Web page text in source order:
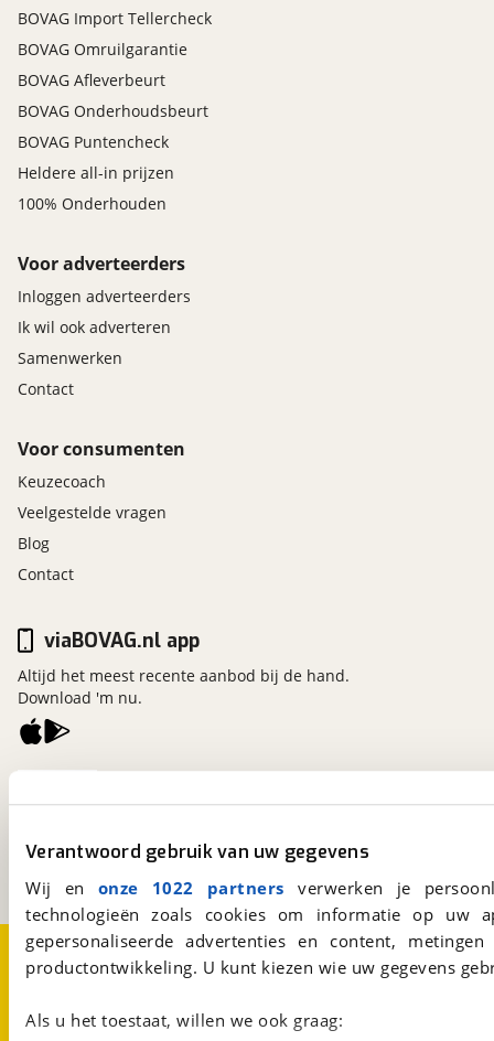
Verantwoord gebruik van uw gegevens
Wij en onze 1022 partners verwerken je
technologieën zoals cookies om informatie op
gepersonaliseerde advertenties en content,
productontwikkeling. U kunt kiezen wie uw gegevens
Als u het toestaat, willen we ook graag:
BOVAG Import Tellercheck
BOVAG Omruilgarantie
BOVAG Afleverbeurt
BOVAG Onderhoudsbeurt
BOVAG Puntencheck
Heldere all-in prijzen
100% Onderhouden
Voor adverteerders
Inloggen adverteerders
Ik wil ook adverteren
Samenwerken
Contact
Voor consumenten
Keuzecoach
Veelgestelde vragen
Blog
Contact
Een initiatief van
viaBOVAG.nl app
Altijd het meest recente aanbod bij de hand.
Download 'm nu.
Over viaBOVAG.nlDisclaimer- en Privacyverklaring
CookievoorkeurenVacatures